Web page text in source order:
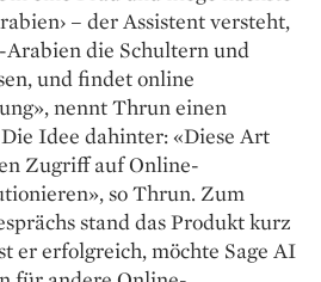
– der Assistent versteht,
Arabien die Schultern und
und findet online
nennt Thrun einen
Idee dahinter: «Diese Art
Zugriff auf Online-
so Thrun. Zum
stand das Produkt kurz
er erfolgreich, möchte Sage AI